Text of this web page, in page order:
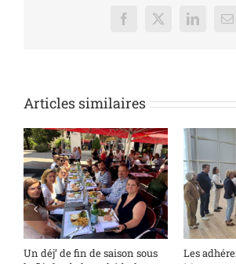
Facebook
X LinkedIn
Articles similaires
Un déj’ de fin de saison sous
Les